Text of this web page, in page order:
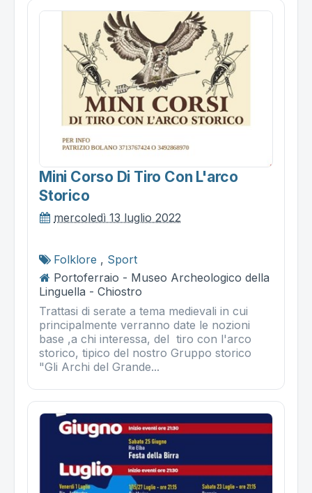
Mini Corso Di Tiro Con L'arco
Storico
mercoledì 13 luglio 2022
Folklore , Sport
Portoferraio - Museo Archeologico della
Linguella - Chiostro
Trattasi di serate a tema medievali in cui
principalmente verranno date le nozioni
base ,a chi interessa, del tiro con l'arco
storico, tipico del nostro Gruppo storico
"Gli Archi del Grande...